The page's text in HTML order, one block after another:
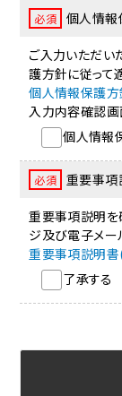
必須 個人情報
ご入力いただい
護方針に従って
個人情報保護方
入力内容確認画
個人情報
必須 重要事項
重要事項説明を
ジ及び電子メー
重要事項説明
了承する